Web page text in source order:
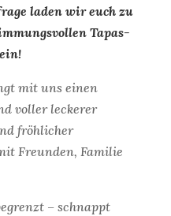
laden wir euch zu
Tapas-
mit uns einen
voller leckerer
fröhlicher
Freunden, Familie
– schnappt